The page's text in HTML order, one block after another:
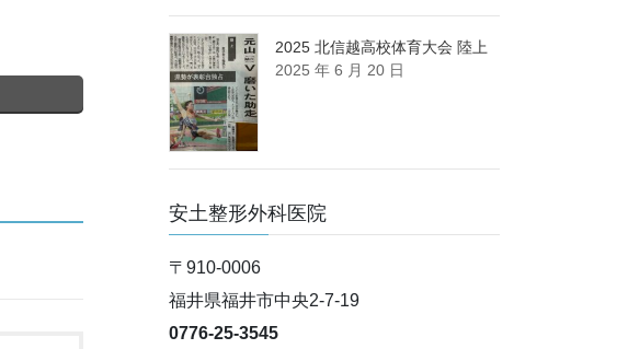
2025 北信越高校体育大会 陸上
2025 年 6 月 20 日
安土整形外科医院
〒910-0006
福井県福井市中央2-7-19
0776-25-3545